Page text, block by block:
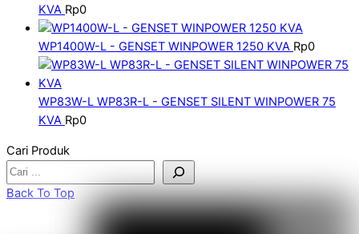
KVA Rp0
WP1400W-L - GENSET WINPOWER 1250 KVA Rp0
WP83W-L WP83R-L - GENSET SILENT WINPOWER 75
KVA Rp0
Cari Produk
Back To Top